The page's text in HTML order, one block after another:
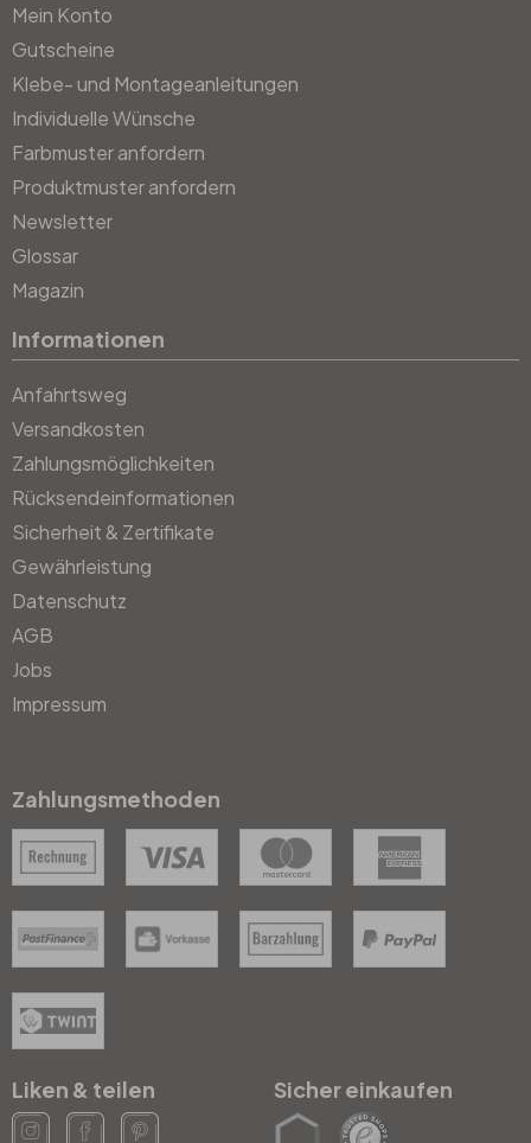
Mein Konto
Gutscheine
Klebe- und Montageanleitungen
Individuelle Wünsche
Farbmuster anfordern
Produktmuster anfordern
Newsletter
Glossar
Magazin
Informationen
Anfahrtsweg
Versandkosten
Zahlungsmöglichkeiten
Rücksendeinformationen
Sicherheit & Zertifikate
Gewährleistung
Datenschutz
AGB
Jobs
Impressum
Zahlungsmethoden
Liken & teilen Sicher einkaufen